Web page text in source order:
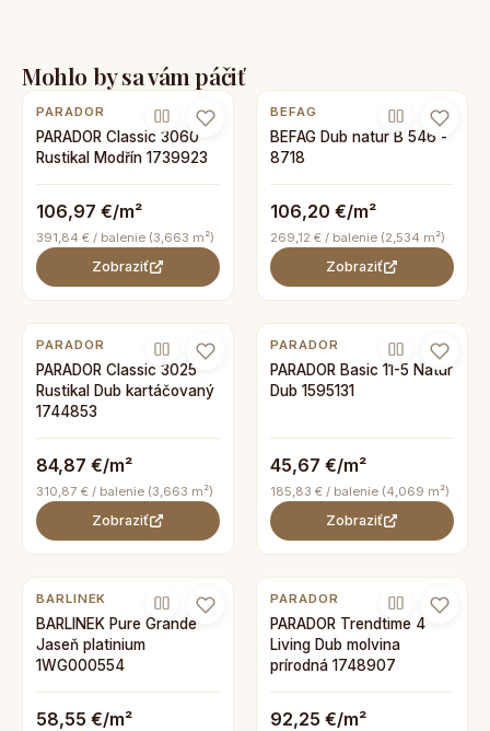
Mohlo by sa vám páčiť
PARADOR
PARADOR Classic 3060
Rustikal Modřín 1739923
106,97 €/m²
391,84 € / balenie (3,663 m²)
Zobraziť
BEFAG
BEFAG Dub natur B 546 -
8718
106,20 €/m²
269,12 € / balenie (2,534 m²)
Zobraziť
PARADOR
PARADOR Classic 3025
Rustikal Dub kartáčovaný
1744853
84,87 €/m²
310,87 € / balenie (3,663 m²)
Zobraziť
PARADOR
PARADOR Basic 11-5 Natur
Dub 1595131
45,67 €/m²
185,83 € / balenie (4,069 m²)
Zobraziť
BARLINEK
BARLINEK Pure Grande
Jaseň platinium
1WG000554
58,55 €/m²
PARADOR
PARADOR Trendtime 4
Living Dub molvina
prírodná 1748907
92,25 €/m²